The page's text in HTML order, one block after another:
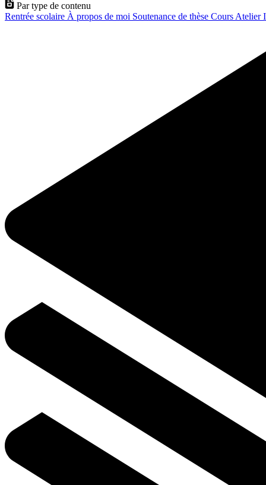
Par type de contenu
Rentrée scolaire À propos de moi Soutenance de thèse Cours Atelier